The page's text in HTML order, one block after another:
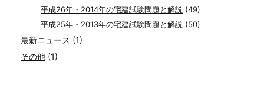
平成26年・2014年の宅建試験問題と解説 (49)
平成25年・2013年の宅建試験問題と解説 (50)
最新ニュース (1)
その他 (1)